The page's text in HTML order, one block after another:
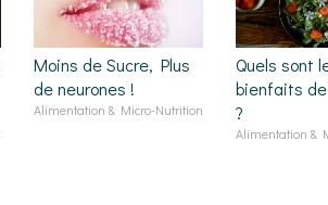
Moins de Sucre, Plus
de neurones !
Alimentation & Micro-Nutrition
Quels sont
bienfaits
?
Alimentation &